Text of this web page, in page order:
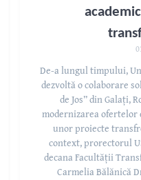
De-a lungul timpului,
dezvoltă o colaborare
de Jos” din Galați,
modernizarea ofertelor
unor proiecte
context, prorectorul
decana Facultății
Carmelia Bălănică